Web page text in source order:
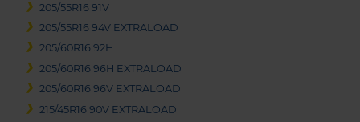
205/55R16 91V
205/55R16 94V EXTRALOAD
205/60R16 92H
205/60R16 96H EXTRALOAD
205/60R16 96V EXTRALOAD
215/45R16 90V EXTRALOAD